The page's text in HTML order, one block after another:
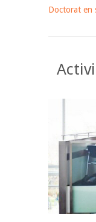
Doctorat en